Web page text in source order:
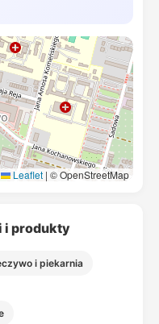
Leaflet | © OpenStreetMap
i produkty
i piekarnia